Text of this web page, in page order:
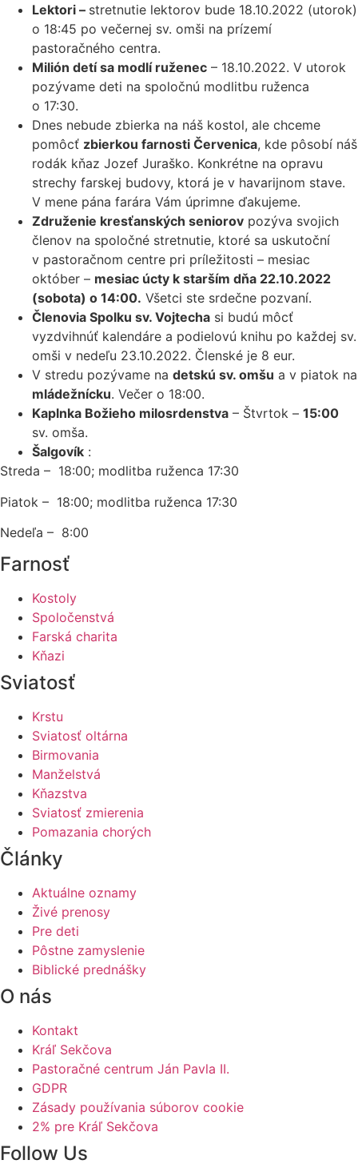
Lektori – stretnutie lektorov bude 18.10.2022 (utorok)
o 18:45 po večernej sv. omši na prízemí
pastoračného centra.
Milión detí sa modlí ruženec – 18.10.2022. V utorok
pozývame deti na spoločnú modlitbu ruženca
o 17:30.
Dnes nebude zbierka na náš kostol, ale chceme
pomôcť zbierkou farnosti Červenica, kde pôsobí náš
rodák kňaz Jozef Juraško. Konkrétne na opravu
strechy farskej budovy, ktorá je v havarijnom stave.
V mene pána farára Vám úprimne ďakujeme.
Združenie kresťanských seniorov pozýva svojich
členov na spoločné stretnutie, ktoré sa uskutoční
v pastoračnom centre pri príležitosti – mesiac
október – mesiac úcty k starším dňa 22.10.2022
(sobota) o 14:00. Všetci ste srdečne pozvaní.
Členovia Spolku sv. Vojtecha si budú môcť
vyzdvihnúť kalendáre a podielovú knihu po každej sv.
omši v nedeľu 23.10.2022. Členské je 8 eur.
V stredu pozývame na detskú sv. omšu a v piatok na
mládežnícku. Večer o 18:00.
Kaplnka Božieho milosrdenstva – Štvrtok – 15:00
sv. omša.
Šalgovík :
Streda – 18:00; modlitba ruženca 17:30
Piatok – 18:00; modlitba ruženca 17:30
Nedeľa – 8:00
Farnosť
Kostoly
Spoločenstvá
Farská charita
Kňazi
Sviatosť
Krstu
Sviatosť oltárna
Birmovania
Manželstvá
Kňazstva
Sviatosť zmierenia
Pomazania chorých
Články
Aktuálne oznamy
Živé prenosy
Pre deti
Pôstne zamyslenie
Biblické prednášky
O nás
Kontakt
Kráľ Sekčova
Pastoračné centrum Ján Pavla II.
GDPR
Zásady používania súborov cookie
2% pre Kráľ Sekčova
Follow Us